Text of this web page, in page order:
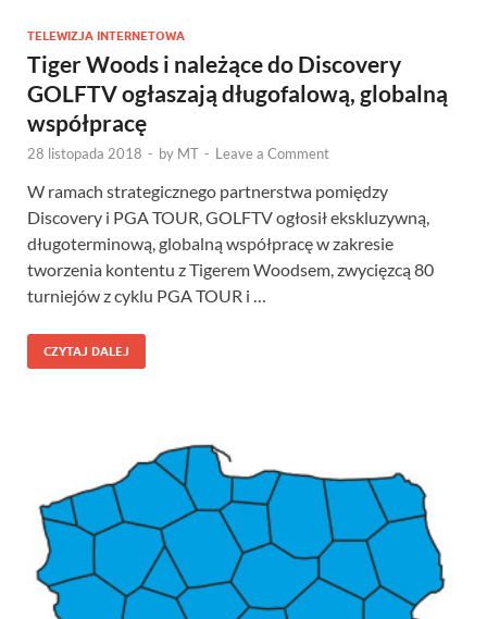
TELEWIZJA INTERNETOWA
Tiger Woods i należące do Discovery
GOLFTV ogłaszają długofalową, globalną
współpracę
28 listopada 2018 - by MT - Leave a Comment
W ramach strategicznego partnerstwa pomiędzy
Discovery i PGA TOUR, GOLFTV ogłosił ekskluzywną,
długoterminową, globalną współpracę w zakresie
tworzenia kontentu z Tigerem Woodsem, zwycięzcą 80
turniejów z cyklu PGA TOUR i …
CZYTAJ DALEJ